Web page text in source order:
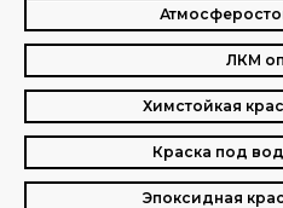
ЛКМ
Химстойкая
Краска под
Эпоксидная